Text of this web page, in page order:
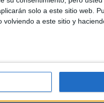
solo a este sitio web.
a este sitio y
POR COMPETICIONES
1 (0.58%)